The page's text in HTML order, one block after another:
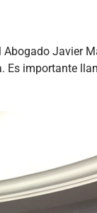
Javier
Es importante